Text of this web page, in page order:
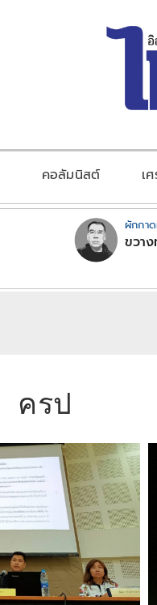
คอลัมนิสต์ เ
ผักกา
ขวา
ครป